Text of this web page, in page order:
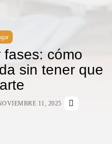
fases: cómo
sin tener que
11, 2025